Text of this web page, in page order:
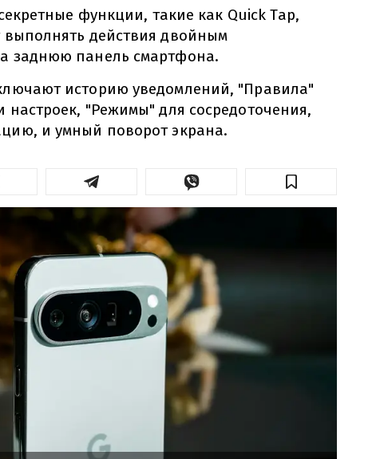
функции, такие как Quick Tap,
выполнять действия двойным
заднюю панель смартфона.
историю уведомлений, "Правила"
настроек, "Режимы" для сосредоточения,
и умный поворот экрана.